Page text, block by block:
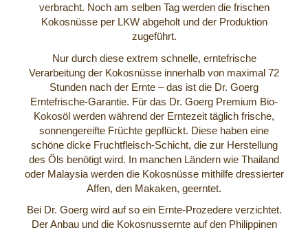
verbracht. Noch am selben Tag werden die frischen
Kokosnüsse per LKW abgeholt und der Produktion
zugeführt.
Nur durch diese extrem schnelle, erntefrische
Verarbeitung der Kokosnüsse innerhalb von maximal 72
Stunden nach der Ernte – das ist die Dr. Goerg
Erntefrische-Garantie. Für das Dr. Goerg Premium Bio-
Kokosöl werden während der Erntezeit täglich frische,
sonnengereifte Früchte gepflückt. Diese haben eine
schöne dicke Fruchtfleisch-Schicht, die zur Herstellung
des Öls benötigt wird. In manchen Ländern wie Thailand
oder Malaysia werden die Kokosnüsse mithilfe dressierter
Affen, den Makaken, geerntet.
Bei Dr. Goerg wird auf so ein Ernte-Prozedere verzichtet.
Der Anbau und die Kokosnussernte auf den Philippinen